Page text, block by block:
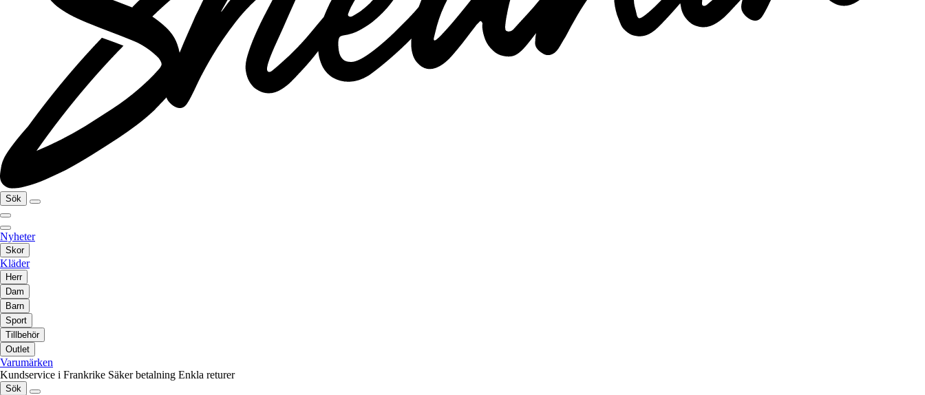
Sök
Nyheter
Skor
Kläder
Herr
Dam
Barn
Sport
Tillbehör
Outlet
Varumärken
Kundservice i Frankrike Säker betalning Enkla returer
Sök